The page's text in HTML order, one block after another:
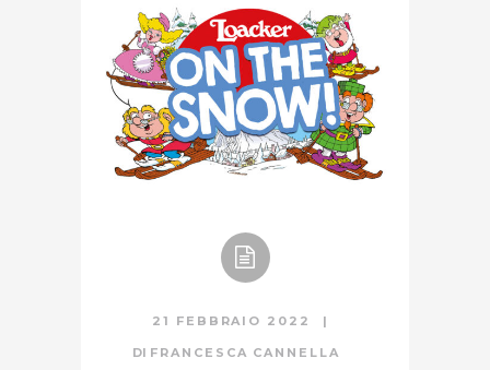
21 FEBBRAIO 2022
DI FRANCESCA CANNELLA